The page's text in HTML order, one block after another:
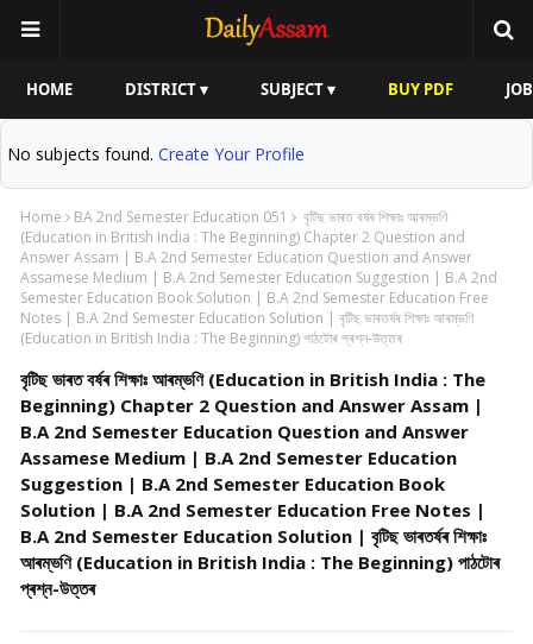
HOME DISTRICT ▾ SUBJECT ▾ BUY PDF
No subjects found. Create Your Profile
Home BA 2nd Semester Education 051
বৃটিছ ভাৰত বৰ্ষৰ শিক্ষাঃ আৰম্ভণি
(Education in British India : The Beginning) Chapter 2 Question and
Answer Assam | B.A 2nd Semester Education Question and Answer
Assamese Medium | B.A 2nd Semester Education Suggestion | B.A 2nd
Semester Education Book Solution | B.A 2nd Semester Education Free
Notes | B.A 2nd Semester Education Solution | বৃটিছ ভাৰতৰ্ষৰ শিক্ষাঃ আৰম্ভণি
(Education in British India : The Beginning) পাঠটোৰ প্ৰশ্ন-উত্তৰ
বৃটিছ ভাৰত বৰ্ষৰ শিক্ষাঃ আৰম্ভণি (Education in British India : The
Beginning) Chapter 2 Question and Answer Assam |
B.A 2nd Semester Education Question and Answer
Assamese Medium | B.A 2nd Semester Education
Suggestion | B.A 2nd Semester Education Book
Solution | B.A 2nd Semester Education Free Notes |
B.A 2nd Semester Education Solution | বৃটিছ ভাৰতৰ্ষৰ শিক্ষাঃ
আৰম্ভণি (Education in British India : The Beginning) পাঠটোৰ
প্ৰশ্ন-উত্তৰ